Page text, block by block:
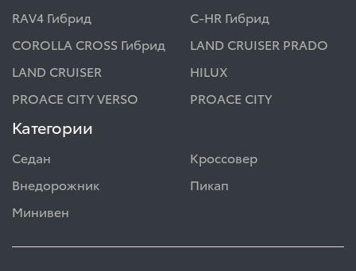
RAV4 Гибрид
C-HR Гибрид
COROLLA CROSS Гибрид
LAND CRUISER PRADO
LAND CRUISER
HILUX
PROACE CITY VERSO
PROACE CITY
Категории
Седан
Кроссовер
Внедорожник
Пикап
Минивен